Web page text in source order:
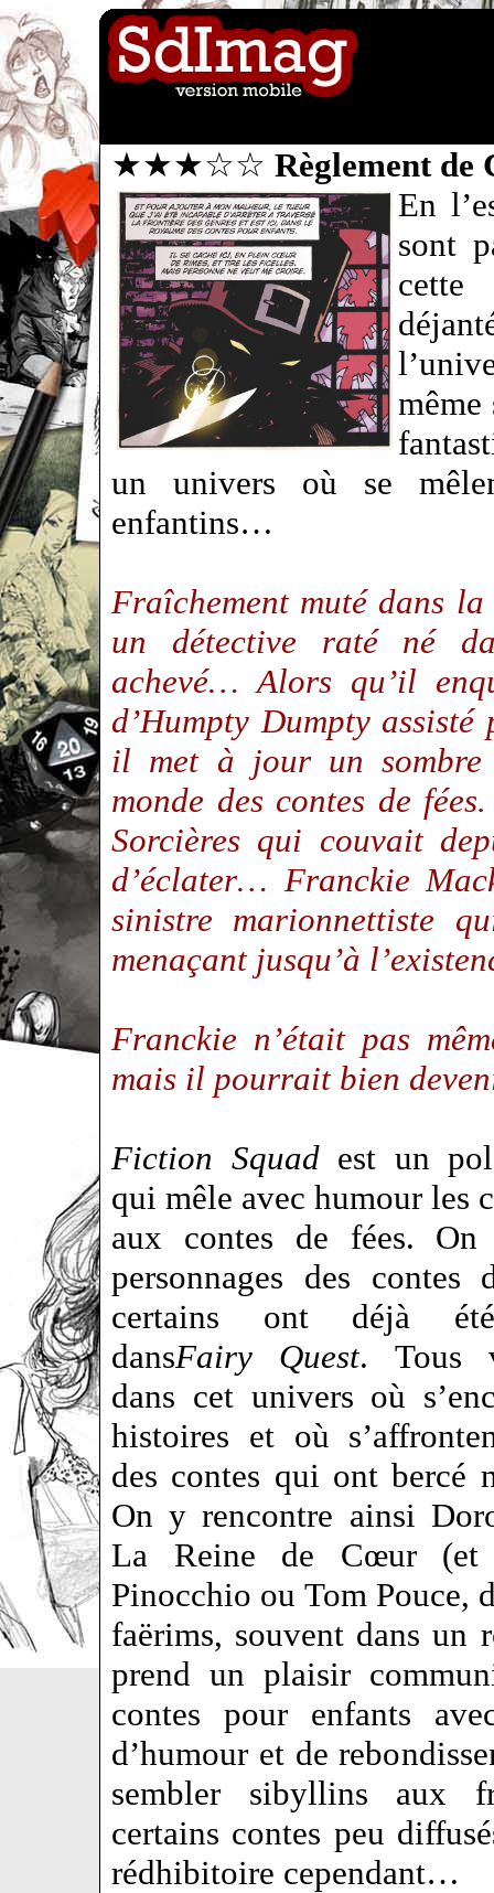
★★★☆☆ Règlement de
En
sont
même
un univers où se
enfantins…
Fraîchement muté dans
un détective raté né
achevé… Alors qu’il
d’Humpty Dumpty
il met à jour un sombre
monde des contes de
Sorcières qui couvait
d’éclater… Franckie
sinistre marionnettiste
menaçant jusqu’à
Franckie n’était pas
mais il pourrait bien
Fiction Squadest un
qui mêle avec humour les
aux contes de fées.
personnages des contes
certains ont déjà été
dansFairy Quest. Tous
dans cet univers où
histoires et où
des contes qui ont bercé
On y rencontre ainsi
La Reine de Cœur (et
Pinocchio ou Tom Pouce,
faërims, souvent dans un
prend un plaisir
contes pour enfants
d’humour et de
sembler sibyllins aux
certains contes peu
rédhibitoire cependant…